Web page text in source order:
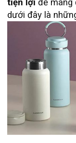
tiện lợi để mang
dưới đây là